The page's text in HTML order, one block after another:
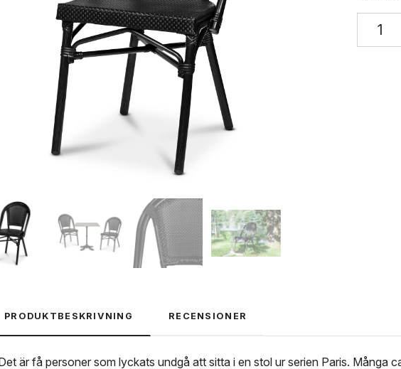
PRODUKTBESKRIVNING RECENSIONER
är få personer som lyckats undgå att sitta i en stol ur serien Paris. Många